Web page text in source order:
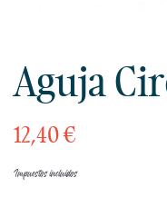
Aguja
12,40 €
Impuestos incluidos